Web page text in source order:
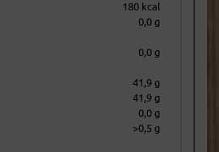
180 kcal
0,0 g
0,0 g
41,9 g
41,9 g
0,0 g
>0,5 g